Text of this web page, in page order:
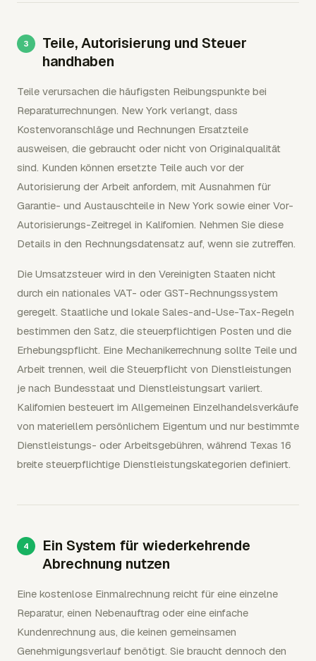
Teile, Autorisierung und Steuer
handhaben
Teile verursachen die häufigsten Reibungspunkte bei
Reparaturrechnungen. New York verlangt, dass
Kostenvoranschläge und Rechnungen Ersatzteile
ausweisen, die gebraucht oder nicht von Originalqualität
sind. Kunden können ersetzte Teile auch vor der
Autorisierung der Arbeit anfordern, mit Ausnahmen für
Garantie- und Austauschteile in New York sowie einer Vor-
Autorisierungs-Zeitregel in Kalifornien. Nehmen Sie diese
Details in den Rechnungsdatensatz auf, wenn sie zutreffen.
Die Umsatzsteuer wird in den Vereinigten Staaten nicht
durch ein nationales VAT- oder GST-Rechnungssystem
geregelt. Staatliche und lokale Sales-and-Use-Tax-Regeln
bestimmen den Satz, die steuerpflichtigen Posten und die
Erhebungspflicht. Eine Mechanikerrechnung sollte Teile und
Arbeit trennen, weil die Steuerpflicht von Dienstleistungen
je nach Bundesstaat und Dienstleistungsart variiert.
Kalifornien besteuert im Allgemeinen Einzelhandelsverkäufe
von materiellem persönlichem Eigentum und nur bestimmte
Dienstleistungs- oder Arbeitsgebühren, während Texas 16
breite steuerpflichtige Dienstleistungskategorien definiert.
Ein System für wiederkehrende
Abrechnung nutzen
Eine kostenlose Einmalrechnung reicht für eine einzelne
Reparatur, einen Nebenauftrag oder eine einfache
Kundenrechnung aus, die keinen gemeinsamen
Genehmigungsverlauf benötigt. Sie braucht dennoch den